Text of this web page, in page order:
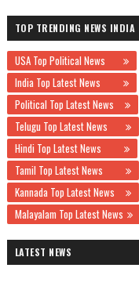
TOP TRENDING NEWS INDIA
USA Top Political News
India Top Latest News
Political Top Latest News
Telugu Top Latest News
Hindi Top Latest News
Tamil Top Latest News
Kannada Top Latest News
Malayalam Top Latest News
LATEST NEWS